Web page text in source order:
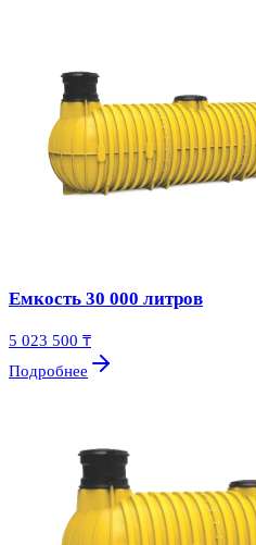
Емкость 30 000 литров
5 023 500 ₸
Подробнее